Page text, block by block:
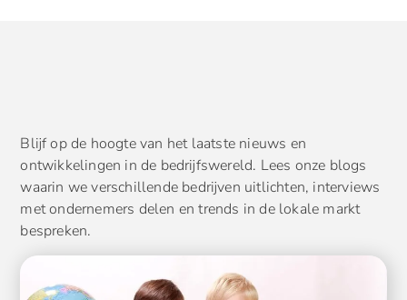
Blijf op de hoogte van het laatste nieuws en
ontwikkelingen in de bedrijfswereld. Lees onze blogs
waarin we verschillende bedrijven uitlichten, interviews
met ondernemers delen en trends in de lokale markt
bespreken.